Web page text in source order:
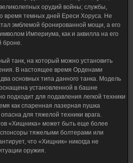
орудий войны; службы,
время темных дней Ереси Хоруса. Не
эмблемой бронированной мощи, а его
Империума, как и аквилла на его
броне.
танк, на который можно установить
В настоящее время Орденами
основных типа данного танка. Модель
установленной в башне
подходит для подавления легкой техники
как спаренная лазерная пушка
для тяжелой техники врага.
«Хищника» может быть еще более
тяжелыми болтерами или
что «Хищник» никогда не
оружия.